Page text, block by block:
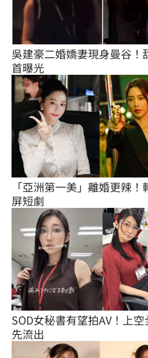
吳建豪二婚嬌妻現身曼谷！
首曝光
「亞洲第一美」離婚更辣！
屏短劇
SOD女秘書有望拍AV！上
先流出